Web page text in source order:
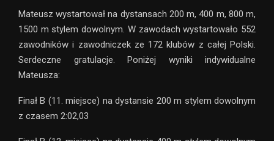
Mateusz wystartował na dystansach 200 m, 400 m, 800 m,
1500 m stylem dowolnym. W zawodach wystartowało 552
zawodników i zawodniczek ze 172 klubów z całej Polski.
Serdeczne gratulacje. Poniżej wyniki indywidualne
Mateusza:
Finał B (11. miejsce) na dystansie 200 m stylem dowolnym
z czasem 2:02,03